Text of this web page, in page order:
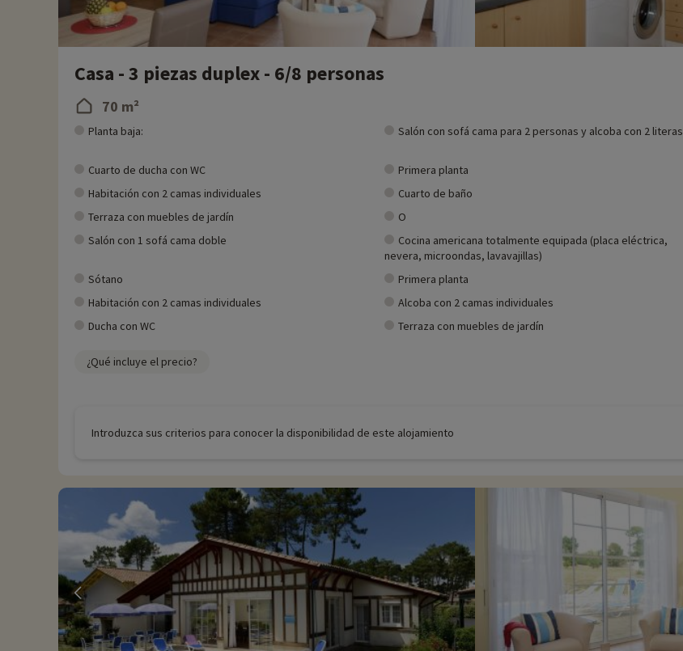
Casa - 3 piezas duplex - 6/8 personas
70 m²
Planta baja: Salón con sofá cama para 2 personas y alcoba con 2 literas
Cuarto de ducha con WC
Primera planta
Habitación con 2 camas individuales
Cuarto de baño
Terraza con muebles de jardín
O
Salón con 1 sofá cama doble
Cocina americana totalmente equipada (placa eléctrica,
nevera, microondas, lavavajillas)
Sótano Primera planta
Habitación con 2 camas individuales
Alcoba con 2 camas individuales
Ducha con WC
Terraza con muebles de jardín
¿Qué incluye el precio?
Introduzca sus criterios para conocer la disponibilidad de este alojamiento